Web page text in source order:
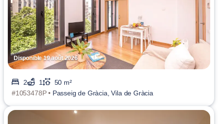
Disponible 19 août 2026
2 1
50 m²
#1053478P • Passeig de Gràcia, Vila de Gràcia